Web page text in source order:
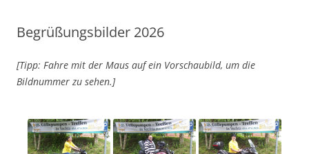
Begrüßungsbilder 2026
[Tipp: Fahre mit der Maus auf ein Vorschaubild, um die
Bildnummer zu sehen.]